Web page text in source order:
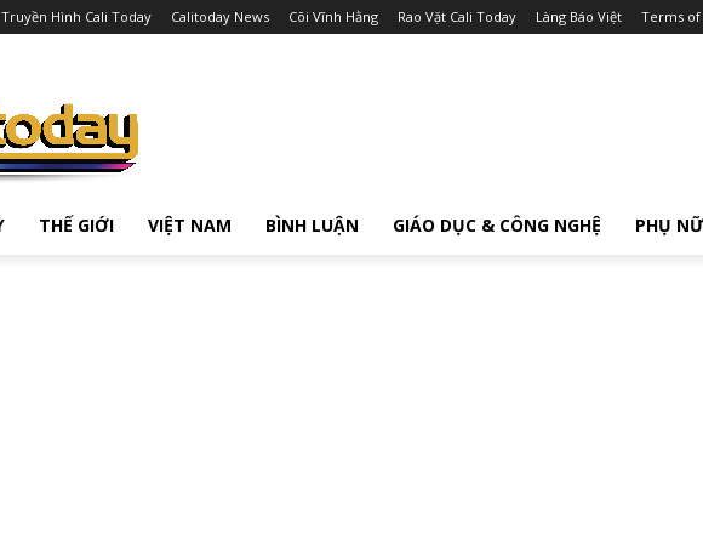
Truyền Hình Cali Today Calitoday News Cõi Vĩnh Hằng Rao Vặt Cali Today Làng Báo Việt Terms of
THẾ GIỚI VIỆT NAM BÌNH LUẬN GIÁO DỤC & CÔNG NGHỆ PHỤ NỮ